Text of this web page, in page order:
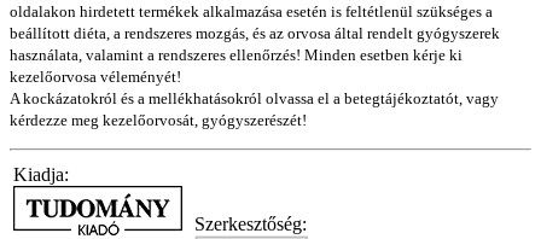
oldalakon hirdetett termékek alkalmazása esetén is feltétlenül szükséges a
beállított diéta, a rendszeres mozgás, és az orvosa által rendelt gyógyszerek
használata, valamint a rendszeres ellenőrzés! Minden esetben kérje ki
kezelőorvosa véleményét!
A kockázatokról és a mellékhatásokról olvassa el a betegtájékoztatót, vagy
kérdezze meg kezelőorvosát, gyógyszerészét!
Kiadja:
Szerkesztőség: